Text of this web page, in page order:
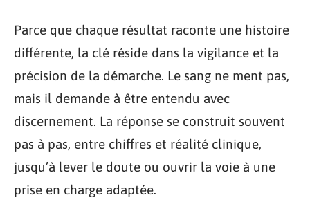
Parce que chaque résultat raconte une histoire
différente, la clé réside dans la vigilance et la
précision de la démarche. Le sang ne ment pas,
mais il demande à être entendu avec
discernement. La réponse se construit souvent
pas à pas, entre chiffres et réalité clinique,
jusqu’à lever le doute ou ouvrir la voie à une
prise en charge adaptée.